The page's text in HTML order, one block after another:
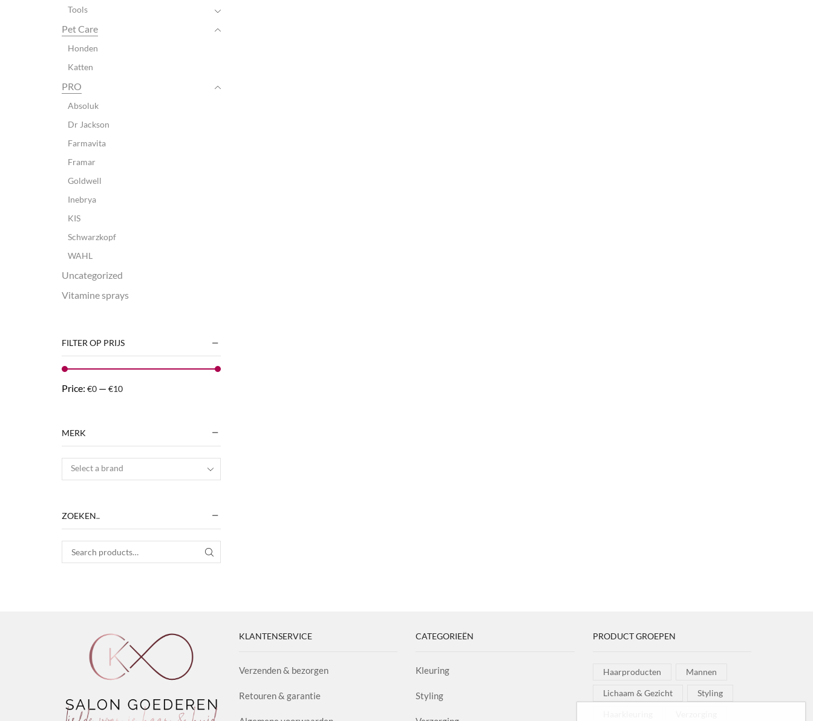
Tools
Pet Care
Honden
Katten
PRO
Absoluk
Dr Jackson
Farmavita
Framar
Goldwell
Inebrya
KIS
Schwarzkopf
WAHL
Uncategorized
Vitamine sprays
FILTER OP PRIJS
Price: €0 — €10
MERK
Select a brand
ZOEKEN..
Search for: SEARCH
KLANTENSERVICE
Verzenden & bezorgen
Retouren & garantie
CATEGORIEËN
Kleuring
Styling
PRODUCT GROEPEN
Haarproducten Mannen
Lichaam & Gezicht Styling